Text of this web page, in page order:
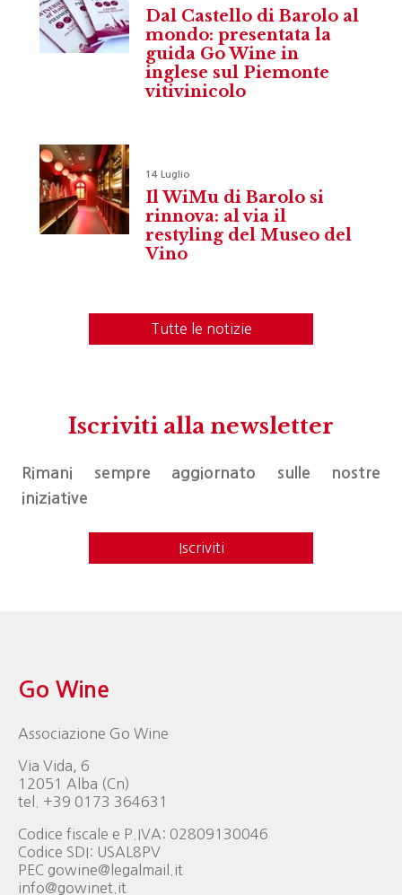
Dal Castello di Barolo al
mondo: presentata la
guida Go Wine in
inglese sul Piemonte
vitivinicolo
14 Luglio
Il WiMu di Barolo si
rinnova: al via il
restyling del Museo del
Vino
Tutte le notizie
Iscriviti alla newsletter
Rimani sempre aggiornato sulle nostre
iniziative
Iscriviti
Go Wine
Associazione Go Wine
Via Vida, 6
12051 Alba (Cn)
tel. +39 0173 364631
Codice fiscale e P.IVA: 02809130046
Codice SDI: USAL8PV
PEC gowine@legalmail.it
info@gowinet.it